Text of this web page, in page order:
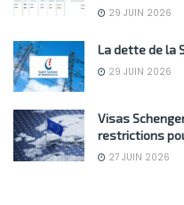
29 JUIN 2026
La dette de la
29 JUIN 2026
Visas
restrictions
27 JUIN 2026